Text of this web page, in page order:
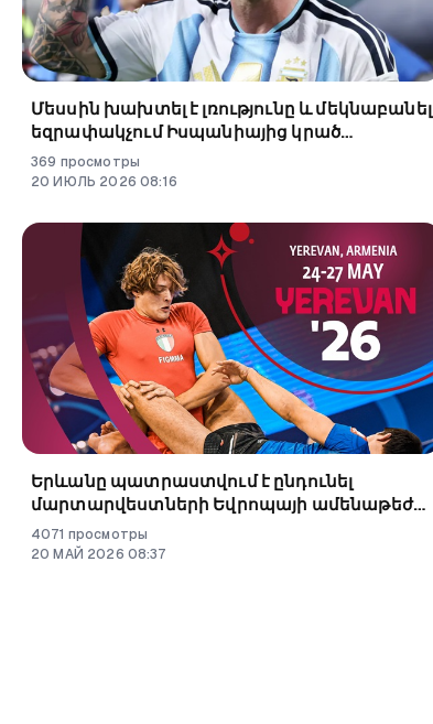
Մեսսին խախտել է լռությունը և մեկնաբանել
եզրափակչում Իսպանիայից կրած
պարտությունը
369 просмотры
20 ИЮЛЬ 2026 08:16
Երևանը պատրաստվում է ընդունել
մարտարվեստների Եվրոպայի ամենաթեժ
իրադարձությունը
4071 просмотры
20 МАЙ 2026 08:37